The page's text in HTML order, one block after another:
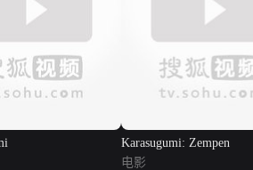
Karasugumi: Zempen
电影